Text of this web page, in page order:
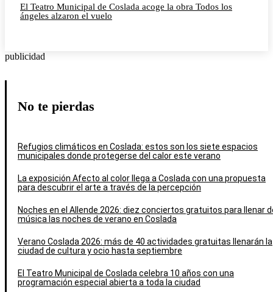
El Teatro Municipal de Coslada acoge la obra Todos los
ángeles alzaron el vuelo
publicidad
No te pierdas
Refugios climáticos en Coslada: estos son los siete espacios
municipales donde protegerse del calor este verano
La exposición Afecto al color llega a Coslada con una propuesta
para descubrir el arte a través de la percepción
Noches en el Allende 2026: diez conciertos gratuitos para llenar
música las noches de verano en Coslada
Verano Coslada 2026: más de 40 actividades gratuitas llenarán la
ciudad de cultura y ocio hasta septiembre
El Teatro Municipal de Coslada celebra 10 años con una
programación especial abierta a toda la ciudad